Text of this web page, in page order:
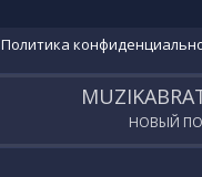
Политика
НОВЫЙ